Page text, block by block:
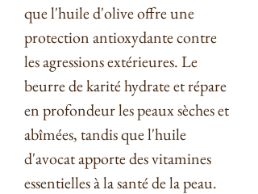
que l'huile d'olive offre une
protection antioxydante contre
les agressions extérieures. Le
beurre de karité hydrate et répare
en profondeur les peaux sèches et
abîmées, tandis que l'huile
d'avocat apporte des vitamines
essentielles à la santé de la peau.